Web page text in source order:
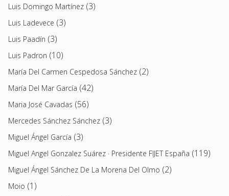
Luis Domingo Martínez (3)
Luis Ladevece (3)
Luis Paadín (3)
Luis Padron (10)
María Del Carmen Cespedosa Sánchez (2)
María Del Mar García (42)
Maria José Cavadas (56)
Mercedes Sánchez Sánchez (3)
Miguel Ángel García (3)
Miguel Angel Gonzalez Suárez · Presidente FIJET España (119)
Miguel Ángel Sánchez De La Morena Del Olmo (2)
Moio (1)